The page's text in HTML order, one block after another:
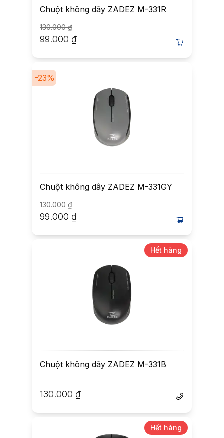
Chuột không dây ZADEZ M-331R
130.000₫
99.000 ₫
-23%
Chuột không dây ZADEZ M-331GY
130.000₫
99.000 ₫
Hết hàng
Chuột không dây ZADEZ M-331B
130.000 ₫
Hết hàng